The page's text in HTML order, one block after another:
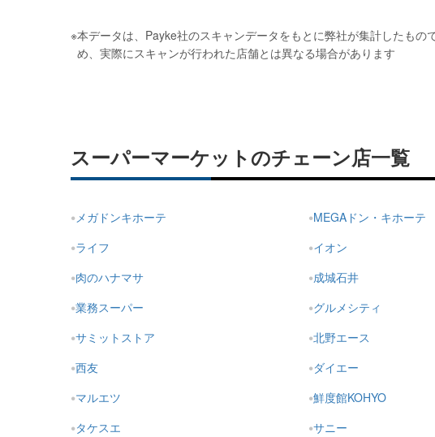
※本データは、Payke社のスキャンデータをもとに弊社が集計したも
め、実際にスキャンが行われた店舗とは異なる場合があります
スーパーマーケットのチェーン店一覧
メガドンキホーテ MEGAドン・キホーテ
ライフ
イオン
肉のハナマサ
成城石井
業務スーパー
グルメシティ
サミットストア
北野エース
西友
ダイエー
マルエツ
鮮度館KOHYO
タケスエ
サニー